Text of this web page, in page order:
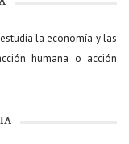
la economía y las
humana o acción